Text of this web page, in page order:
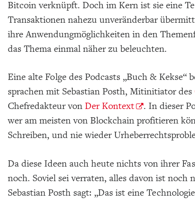
Bitcoin verknüpft. Doch im Kern ist sie eine
Transaktionen nahezu unveränderbar
ihre Anwendungmöglichkeiten in den
das Thema einmal näher zu beleuchten.
Eine alte Folge des Podcasts „Buch &
sprachen mit Sebastian Posth, Mitinitiator des
Chefredakteur von Der Kontext
. In dieser
wer am meisten von Blockchain profitieren
Schreiben, und nie wieder
Da diese Ideen auch heute nichts von ihrer
noch. Soviel sei verraten, alles davon ist
Sebastian Posth sagt: „Das ist eine